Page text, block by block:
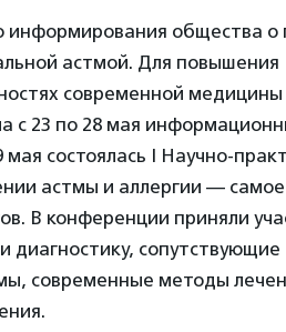
общества о
астмой. Для повышения
современной медицины
с 23 по 28 мая
состоялась I Научно-
астмы и аллергии —
В конференции приняли
диагностику, сопутствующие
современные методы